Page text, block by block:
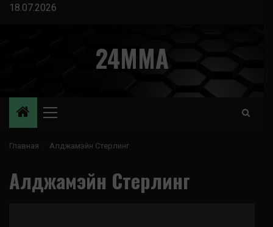
Перейти
18.07.2026
24MMA
Основное
Главная Алджамэйн Стерлинг
Алджамэйн Стерлинг